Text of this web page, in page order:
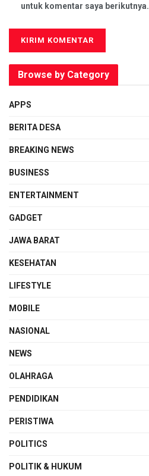
untuk komentar saya berikutnya.
Browse by Category
APPS
BERITA DESA
BREAKING NEWS
BUSINESS
ENTERTAINMENT
GADGET
JAWA BARAT
KESEHATAN
LIFESTYLE
MOBILE
NASIONAL
NEWS
OLAHRAGA
PENDIDIKAN
PERISTIWA
POLITICS
POLITIK & HUKUM